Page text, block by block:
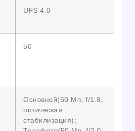
UFS 4.0
50
Основной(50 Мп, f/1.8,
оптическая
стабилизация);